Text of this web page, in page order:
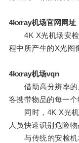
4kxray机场官网网址
4K X光机场安检
程中所产生的X光图
4kxray机场vqn
借助高分辨率的
客携带物品的每一个
同时，4K X光机
人员快速识别危险
与传统的安检机